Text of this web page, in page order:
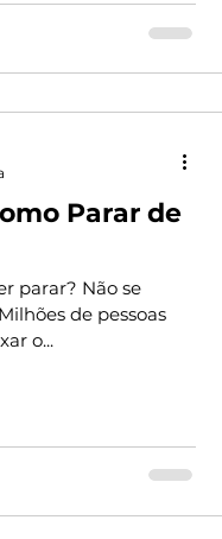
Parar de
parar? Não se
de pessoas
o...